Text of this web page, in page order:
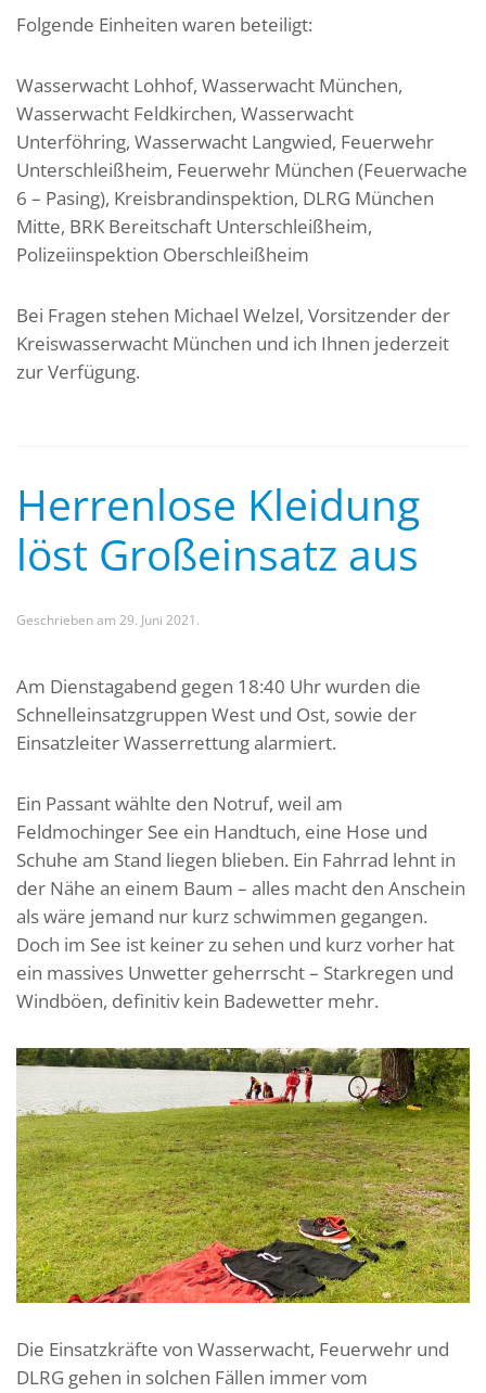
Folgende Einheiten waren beteiligt:
Wasserwacht Lohhof, Wasserwacht München,
Wasserwacht Feldkirchen, Wasserwacht
Unterföhring, Wasserwacht Langwied, Feuerwehr
Unterschleißheim, Feuerwehr München (Feuerwache
6 – Pasing), Kreisbrandinspektion, DLRG München
Mitte, BRK Bereitschaft Unterschleißheim,
Polizeiinspektion Oberschleißheim
Bei Fragen stehen Michael Welzel, Vorsitzender der
Kreiswasserwacht München und ich Ihnen jederzeit
zur Verfügung.
Herrenlose Kleidung
löst Großeinsatz aus
Geschrieben am 29. Juni 2021 .
Am Dienstagabend gegen 18:40 Uhr wurden die
Schnelleinsatzgruppen West und Ost, sowie der
Einsatzleiter Wasserrettung alarmiert.
Ein Passant wählte den Notruf, weil am
Feldmochinger See ein Handtuch, eine Hose und
Schuhe am Stand liegen blieben. Ein Fahrrad lehnt in
der Nähe an einem Baum – alles macht den Anschein
als wäre jemand nur kurz schwimmen gegangen.
Doch im See ist keiner zu sehen und kurz vorher hat
ein massives Unwetter geherrscht – Starkregen und
Windböen, definitiv kein Badewetter mehr.
Die Einsatzkräfte von Wasserwacht, Feuerwehr und
DLRG gehen in solchen Fällen immer vom